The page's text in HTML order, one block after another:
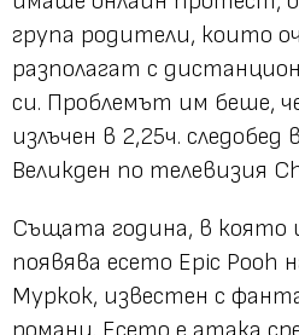
група родители, които
разполагат с
си. Проблемът им беше,
излъчен в 2,25ч. следобед
Великден по телевизия
Същата година, в която
появява есето Epic Pooh
Муркок, известен с